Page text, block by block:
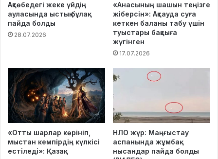
Ақтөбедегі жеке үйдің
ауласында ыстық бұлақ
пайда болды
28.07.2026
«Анасының шашын теңізге
жіберсін»: Ақтауда суға
кеткен баланы табу үшін
туыстары бақсыға
жүгінген
17.07.2026
«Отты шарлар көрініп,
мыстан кемпірдің күлкісі
естіледі»: Қазақ
НЛО жүр: Маңғыстау
аспанында жұмбақ
нысандар пайда болды